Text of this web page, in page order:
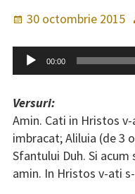
Evenimente
Învățături
Cântări
Cântări specifice
Sfântului Ioan Gură
Cântări specifice
Sfântului Vasile
Publicat
30 octombrie 2015
Player
audio
00:00
Versuri:
Amin. Cati in Hristos
imbracat; Aliluia (de 3
Sfantului Duh. Si acum
amin. In Hristos v-ati